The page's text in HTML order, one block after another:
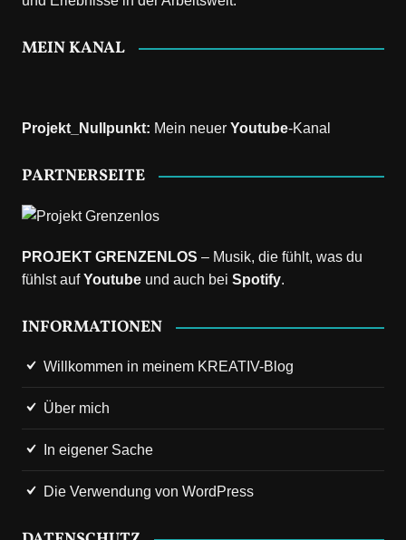
MEIN KANAL
Projekt_Nullpunkt: Mein neuer Youtube-Kanal
PARTNERSEITE
PROJEKT GRENZENLOS – Musik, die fühlt, was du
fühlst aufYoutube und auch bei Spotify.
INFORMATIONEN
Willkommen in meinem KREATIV-Blog
Über mich
In eigener Sache
Die Verwendung von WordPress